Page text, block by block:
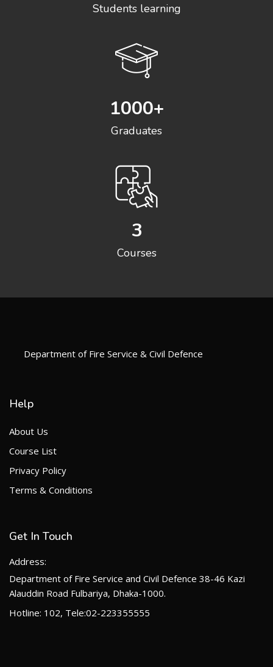
Students learning
1000+
Graduates
3
Courses
Department of Fire Service & Civil Defence
Help
About Us
Course List
Privacy Policy
Terms & Conditions
Get In Touch
Address:
Department of Fire Service and Civil Defence 38-46 Kazi
Alauddin Road Fulbariya, Dhaka-1000.
Hotline: 102, Tele:02-223355555